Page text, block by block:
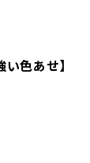
い色あせ】